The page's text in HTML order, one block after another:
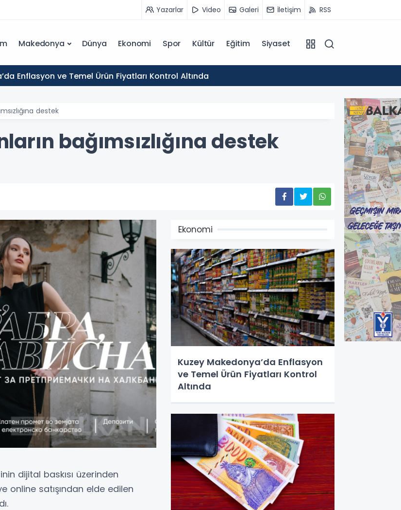
Yazarlar Video Galeri İletişim RSS
Makedonya Dünya Ekonomi Spor Kültür Eğitim Siyaset
Enflasyon ve Temel Ürün Fiyatları Kontrol Altında
destek
bağımsızlığına destek
dijital baskısı üzerinden
online satışından elde edilen
Ekonomi
Kuzey Makedonya’da Enflasyon
ve Temel Ürün Fiyatları Kontrol
Altında